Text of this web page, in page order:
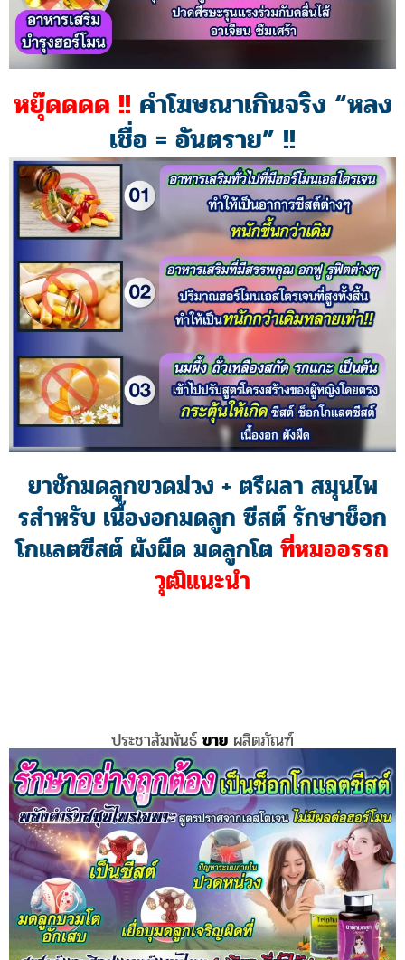
หยุ๊ดดดด !!
คำโฆษณาเกินจริง “หลง
เชื่อ = อันตราย” !!
ยาชักมดลูกขวดม่วง + ตรีผลา สมุนไพ
รสําหรับ เนื้องอกมดลูก ซีสต์ รักษาช็อก
โกแลตซีสต์ ผังผืด มดลูกโตที่หมออรรถ
วุฒิแนะนํา